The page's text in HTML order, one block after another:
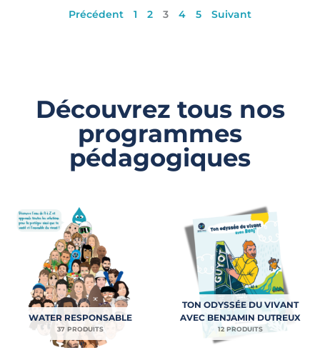
Précédent 1 2 3 4 5 Suivant
Découvrez tous nos
programmes
pédagogiques
WATER RESPONSABLE
37 PRODUITS
TON ODYSSÉE DU VIVANT
AVEC BENJAMIN DUTREUX
12 PRODUITS